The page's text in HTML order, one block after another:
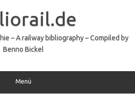
– A railway bibliography – Compiled by
Benno Bickel
Menü